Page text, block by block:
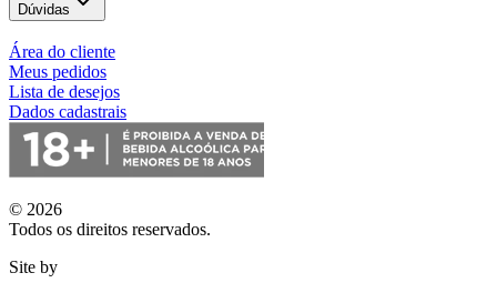
Dúvidas
Área do cliente
Meus pedidos
Lista de desejos
Dados cadastrais
© 2026
Todos os direitos reservados.
Site by